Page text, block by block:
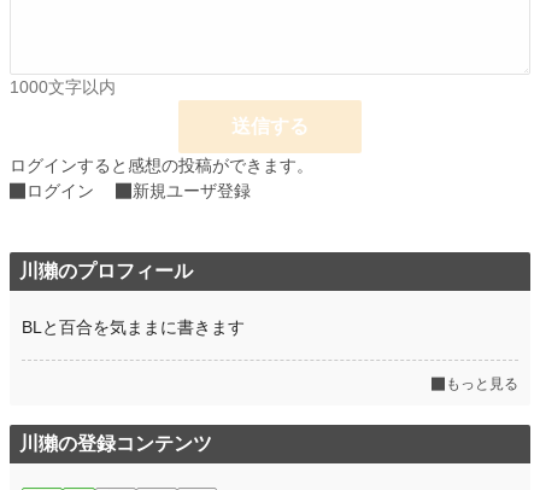
2,722 pt (59,788 位)
1000文字以内
送信する
ログインすると感想の投稿ができます。
ログイン
新規ユーザ登録
川獺のプロフィール
BLと百合を気ままに書きます
もっと見る
川獺の登録コンテンツ